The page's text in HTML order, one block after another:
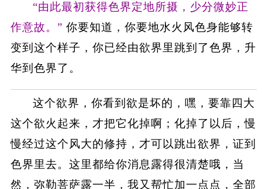
“由此最初获得色界定地所摄，少分微妙正
作意故。” 你要知道，你要地水火风色身能够转
变到这个样子，你已经由欲界里跳到了色界，升
华到色界了。
这个欲界，你看到欲是坏的，嘿，要靠四大
这个欲火起来，才把它化掉啊；化掉了以后，慢
慢经过这个风大的修持，才可以跳出欲界，证到
色界里去。这里都给你消息露得很清楚哦，当
然，弥勒菩萨露一半，我又帮忙加一点点，全部